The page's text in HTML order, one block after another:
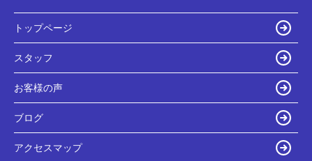
トップページ
スタッフ
お客様の声
ブログ
アクセスマップ